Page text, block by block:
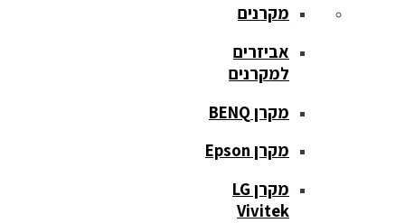
מקרנים
אביזרים
למקרנים
מקרן BENQ
מקרן Epson
מקרן LG
Vivitek